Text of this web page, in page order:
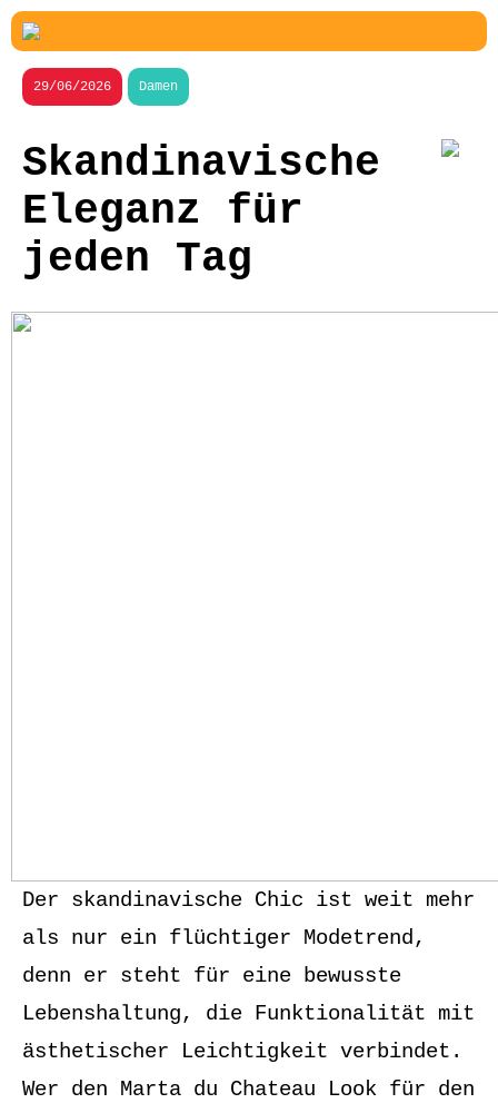
29/06/2026 Damen
Skandinavische
Eleganz für
jeden Tag
Der skandinavische Chic ist weit mehr
als nur ein flüchtiger Modetrend,
denn er steht für eine bewusste
Lebenshaltung, die Funktionalität mit
ästhetischer Leichtigkeit verbindet.
Wer den Marta du Chateau Look für den